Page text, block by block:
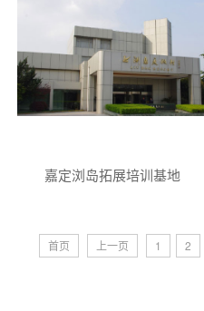
嘉定浏岛拓展培训基地
首页 上一页 1 2